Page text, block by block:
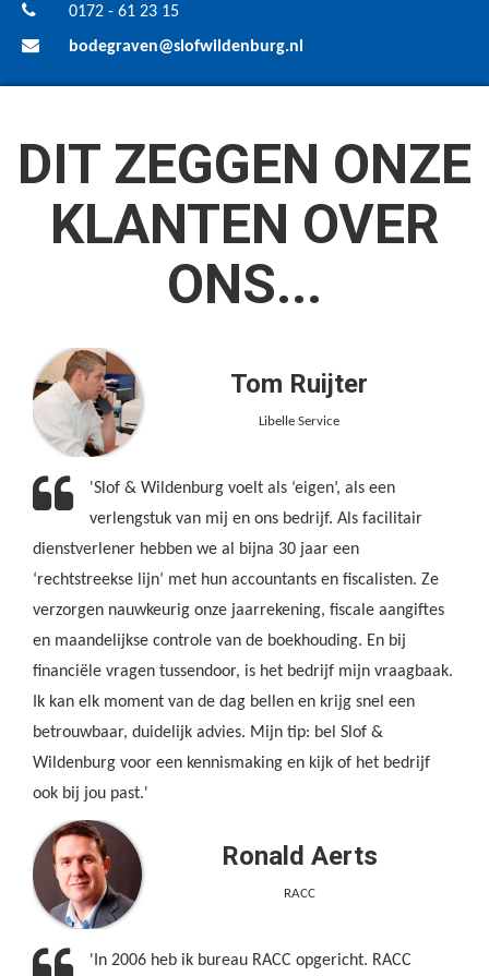
0172 - 61 23 15
bodegraven@slofwildenburg.nl
DIT ZEGGEN ONZE
KLANTEN OVER
ONS...
Tom Ruijter
Libelle Service
'Slof & Wildenburg voelt als ‘eigen’, als een
verlengstuk van mij en ons bedrijf. Als facilitair
dienstverlener hebben we al bijna 30 jaar een
‘rechtstreekse lijn’ met hun accountants en fiscalisten. Ze
verzorgen nauwkeurig onze jaarrekening, fiscale aangiftes
en maandelijkse controle van de boekhouding. En bij
financiële vragen tussendoor, is het bedrijf mijn vraagbaak.
Ik kan elk moment van de dag bellen en krijg snel een
betrouwbaar, duidelijk advies. Mijn tip: bel Slof &
Wildenburg voor een kennismaking en kijk of het bedrijf
ook bij jou past.'
Ronald Aerts
RACC
'In 2006 heb ik bureau RACC opgericht. RACC